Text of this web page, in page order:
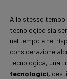
Allo stesso
tecnologico sia
nel tempo e nel
considerazione
tecnologica, una
tecnologici,